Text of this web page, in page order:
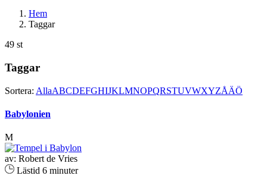
Hem
Taggar
49 st
Taggar
Sortera: AllaABCDEFGHIJKLMNOPQRSTUVWXYZÅÄÖ
Babylonien
M
av: Robert de Vries
Lästid 6 minuter